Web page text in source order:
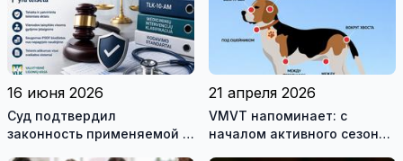
16 июня 2026
Cуд подтвердил
законность применяемой в
21 апреля 2026
VMVT напоминает: с
началом активного сезона